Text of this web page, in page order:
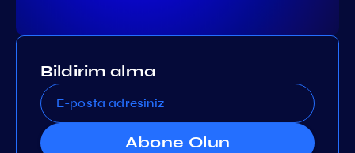
Bildirim alma
Abone Olun